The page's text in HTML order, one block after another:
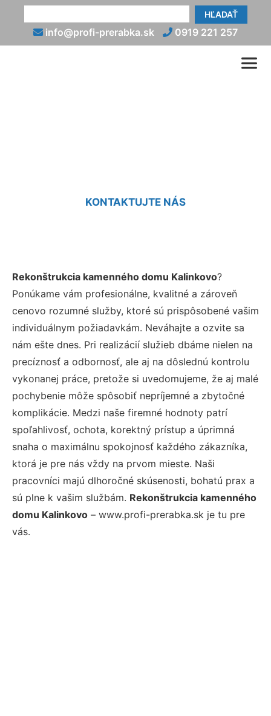
HĽADAŤ
info@profi-prerabka.sk 0919 221 257
KONTAKTUJTE NÁS
Rekonštrukcia kamenného domu Kalinkovo?
Ponúkame vám profesionálne, kvalitné a zároveň
cenovo rozumné služby, ktoré sú prispôsobené vašim
individuálnym požiadavkám. Neváhajte a ozvite sa
nám ešte dnes. Pri realizácií služieb dbáme nielen na
precíznosť a odbornosť, ale aj na dôslednú kontrolu
vykonanej práce, pretože si uvedomujeme, že aj malé
pochybenie môže spôsobiť nepríjemné a zbytočné
komplikácie. Medzi naše firemné hodnoty patrí
spoľahlivosť, ochota, korektný prístup a úprimná
snaha o maximálnu spokojnosť každého zákazníka,
ktorá je pre nás vždy na prvom mieste. Naši
pracovníci majú dlhoročné skúsenosti, bohatú prax a
sú plne k vašim službám. Rekonštrukcia kamenného
domu Kalinkovo – www.profi-prerabka.sk je tu pre
vás.